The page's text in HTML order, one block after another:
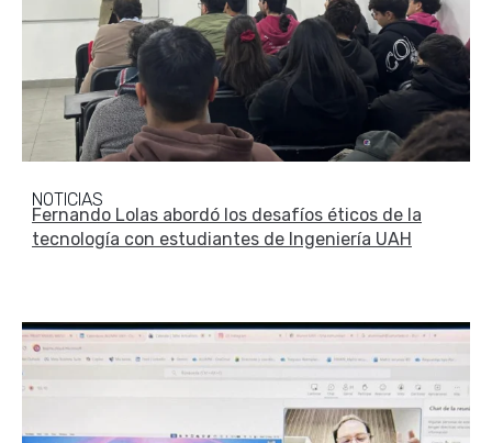
NOTICIAS
Fernando Lolas abordó los desafíos éticos de la
tecnología con estudiantes de Ingeniería UAH